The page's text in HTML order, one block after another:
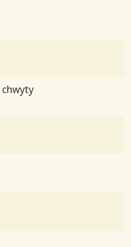
chwyty